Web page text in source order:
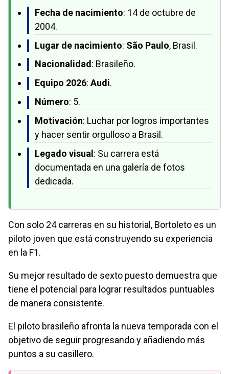
Fecha de nacimiento: 14 de octubre de
2004.
Lugar de nacimiento: São Paulo, Brasil.
Nacionalidad: Brasileño.
Equipo 2026:Audi.
Número: 5.
Motivación: Luchar por logros importantes
y hacer sentir orgulloso a Brasil.
Legado visual: Su carrera está
documentada en una galería de fotos
dedicada.
Con solo 24 carreras en su historial, Bortoleto es un
piloto joven que está construyendo su experiencia
en la F1.
Su mejor resultado de sexto puesto demuestra que
tiene el potencial para lograr resultados puntuables
de manera consistente.
El piloto brasileño afronta la nueva temporada con el
objetivo de seguir progresando y añadiendo más
puntos a su casillero.